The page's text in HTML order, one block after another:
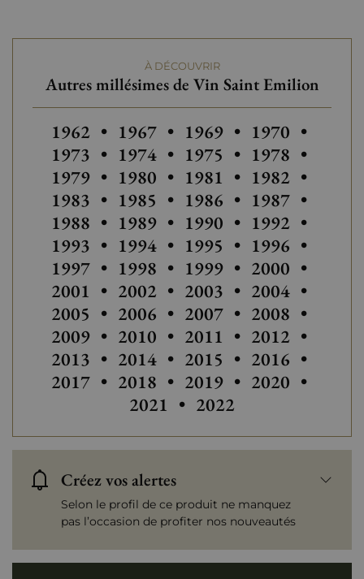
À DÉCOUVRIR
Autres millésimes de Vin Saint Emilion
Autres millésimes de Vin Saint Emilion
1962 • 1967 • 1969 • 1970 •
1973 • 1974 • 1975 • 1978 •
1979 • 1980 • 1981 • 1982 •
1983 • 1985 • 1986 • Autres
1987 •
1988 • 1989 • 1990 • 1992 •
1993 • 1994 • 1995 • 1996 •
1997 • 1998 • 1999 • 2000 •
2001 • 2002 • Autres millésimes de
2003 • 2004 •
2005 • Autres millésimes de Vin Saint
2006 • 2007 • Autres
2008 •
2009 • 2010 • 2011 • 2012 •
2013 • 2014 • 2015 • 2016 •
2017 • 2018 • 2019 • 2020 •
2021 • 2022
Créez vos alertes
Selon le profil de ce produit ne manquez
pas l’occasion de profiter nos nouveautés